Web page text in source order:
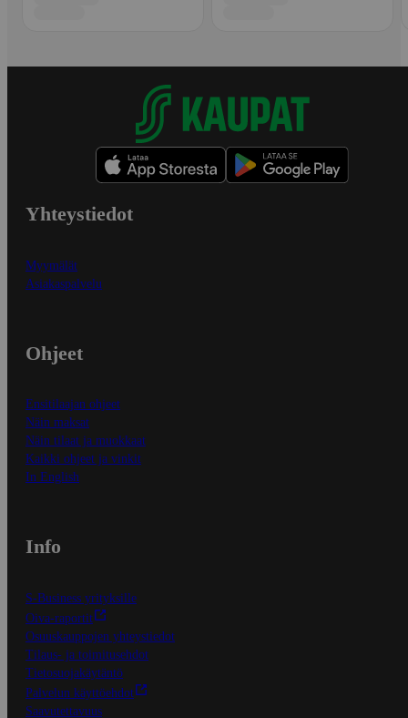
Yhteystiedot
Myymälät
Asiakaspalvelu
Ohjeet
Ensitilaajan ohjeet
Näin maksat
Näin tilaat ja muokkaat
Kaikki ohjeet ja vinkit
In English
Info
S-Business yrityksille
Oiva-raportit
Osuuskauppojen yhteystiedot
Tilaus- ja toimitusehdot
Tietosuojakäytäntö
Palvelun käyttöehdot
Saavutettavuus